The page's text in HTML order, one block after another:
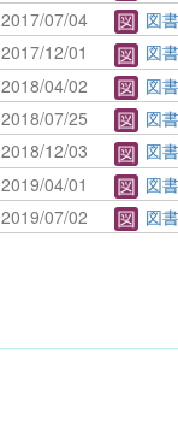
2017/07/04 図書館
2017/12/01 図書館
2018/04/02 図書館
2018/07/25 図書館
2018/12/03 図書館
2019/04/01 図書館
2019/07/02 図書館